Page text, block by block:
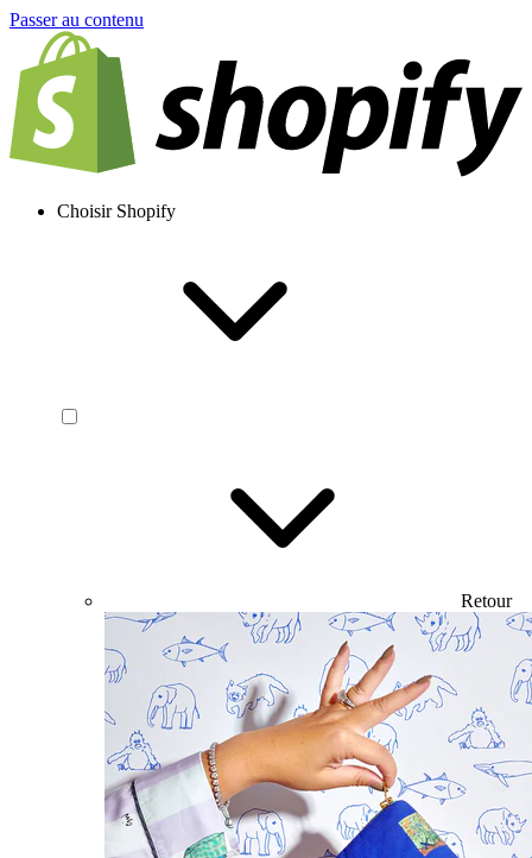
Passer au contenu
Choisir Shopify
Retour